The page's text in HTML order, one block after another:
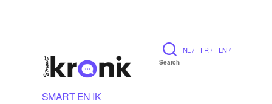
NL / FR / EN /
Search
SMART EN IK